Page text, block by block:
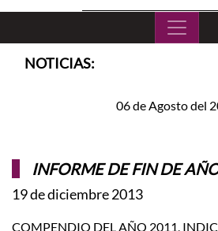
NOTICIAS:
06 de Agosto del
INFORME DE FIN DE
19 de diciembre 2013
COMPENDIO DEL AÑO 2011,